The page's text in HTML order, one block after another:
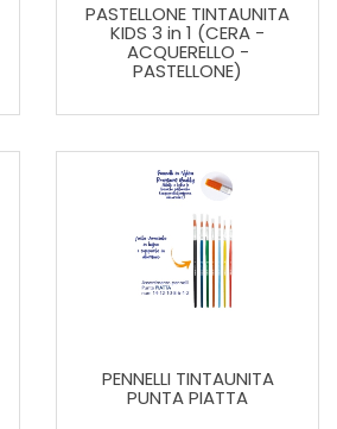
PASTELLONE TINTAUNITA
KIDS 3 in 1 (CERA -
ACQUERELLO -
PASTELLONE)
PENNELLI TINTAUNITA
PUNTA PIATTA